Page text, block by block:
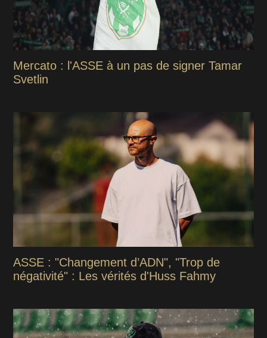
Mercato : l'ASSE à un pas de signer Tamar
Svetlin
ASSE : "Changement d’ADN", "Trop de
négativité" : Les vérités d'Huss Fahmy